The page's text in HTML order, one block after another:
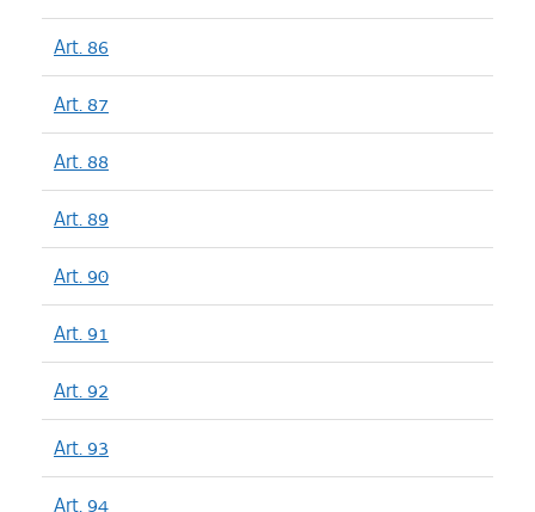
Art. 86
Art. 87
Art. 88
Art. 89
Art. 90
Art. 91
Art. 92
Art. 93
Art. 94